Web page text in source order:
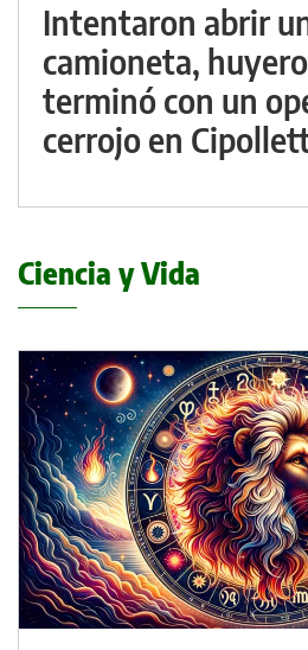
Intentaron abrir
camioneta,
terminó con un
cerrojo en
Ciencia y Vida